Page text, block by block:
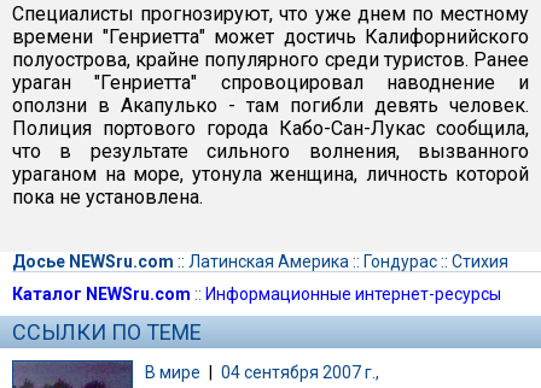
Специалисты прогнозируют, что уже днем по местному
времени "Генриетта" может достичь Калифорнийского
полуострова, крайне популярного среди туристов. Ранее
ураган "Генриетта" спровоцировал наводнение и
оползни в Акапулько - там погибли девять человек.
Полиция портового города Кабо-Сан-Лукас сообщила,
что в результате сильного волнения, вызванного
ураганом на море, утонула женщина, личность которой
пока не установлена.
Досье NEWSru.com :: Латинская Америка :: Гондурас:: Стихия
Каталог NEWSru.com :: Информационные интернет-ресурсы
ССЫЛКИ ПО ТЕМЕ
В мире | 04 сентября 2007 г.,